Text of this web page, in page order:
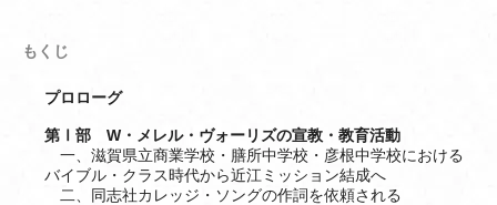
もくじ
プロローグ
第Ⅰ部 W・メレル・ヴォーリズの宣教・教育活動
一、滋賀県立商業学校・膳所中学校・彦根中学校における
バイブル・クラス時代から近江ミッション結成へ
二、同志社カレッジ・ソングの作詞を依頼される